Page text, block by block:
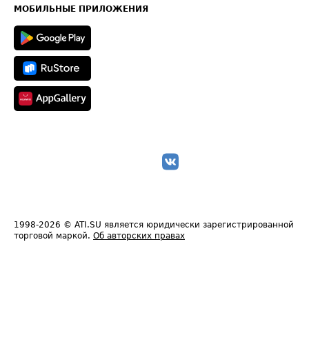
Техническая информация
МОБИЛЬНЫЕ ПРИЛОЖЕНИЯ
1998-2026 © ATI.SU является юридически зарегистрированной
торговой маркой. Об авторских правах